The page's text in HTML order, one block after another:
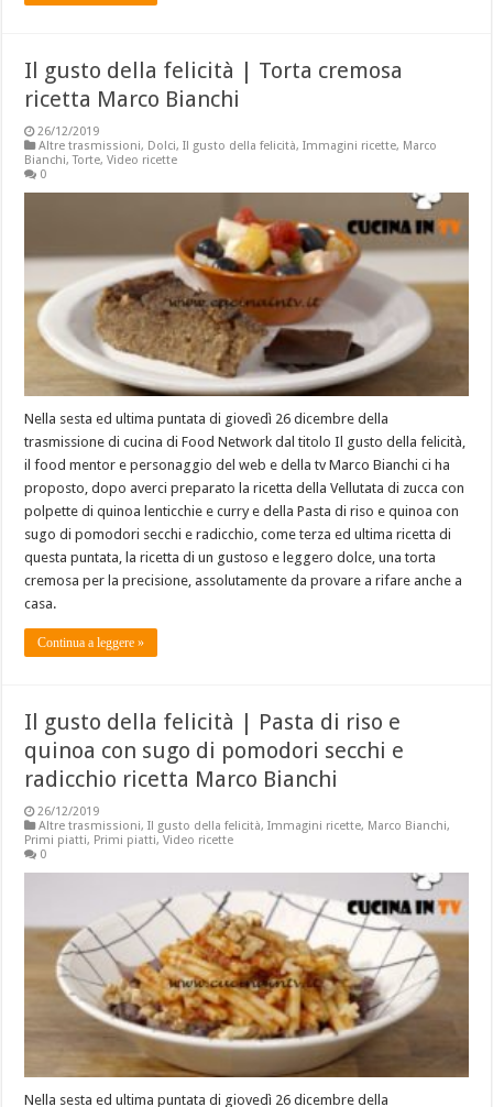
Il gusto della felicità | Torta cremosa
ricetta Marco Bianchi
26/12/2019
Altre trasmissioni, Dolci,Il gusto della felicità,Immagini ricette, Marco
Bianchi,Torte,Video ricette
0
Nella sesta ed ultima puntata di giovedì 26 dicembre della
trasmissione di cucina di Food Network dal titolo Il gusto della felicità,
il food mentor e personaggio del web e della tv Marco Bianchi ci ha
proposto, dopo averci preparato la ricetta della Vellutata di zucca con
polpette di quinoa lenticchie e curry e della Pasta di riso e quinoa con
sugo di pomodori secchi e radicchio, come terza ed ultima ricetta di
questa puntata, la ricetta di un gustoso e leggero dolce, una torta
cremosa per la precisione, assolutamente da provare a rifare anche a
casa.
Continua a leggere »
Il gusto della felicità | Pasta di riso e
quinoa con sugo di pomodori secchi e
radicchio ricetta Marco Bianchi
26/12/2019
Altre trasmissioni,Il gusto della felicità,Immagini ricette, Marco Bianchi,
Primi piatti, Primi piatti,Video ricette
0
Nella sesta ed ultima puntata di giovedì 26 dicembre della